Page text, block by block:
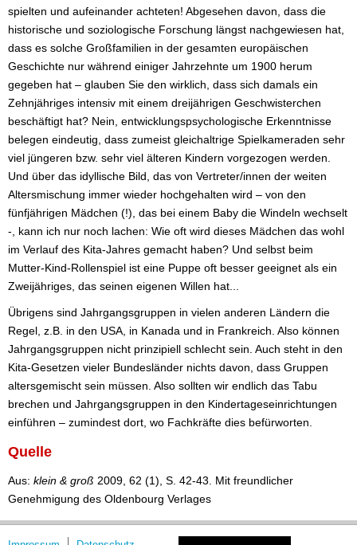
spielten und aufeinander achteten! Abgesehen davon, dass die
historische und soziologische Forschung längst nachgewiesen hat,
dass es solche Großfamilien in der gesamten europäischen
Geschichte nur während einiger Jahrzehnte um 1900 herum
gegeben hat – glauben Sie den wirklich, dass sich damals ein
Zehnjähriges intensiv mit einem dreijährigen Geschwisterchen
beschäftigt hat? Nein, entwicklungspsychologische Erkenntnisse
belegen eindeutig, dass zumeist gleichaltrige Spielkameraden sehr
viel jüngeren bzw. sehr viel älteren Kindern vorgezogen werden.
Und über das idyllische Bild, das von Vertreter/innen der weiten
Altersmischung immer wieder hochgehalten wird – von den
fünfjährigen Mädchen (!), das bei einem Baby die Windeln wechselt
-, kann ich nur noch lachen: Wie oft wird dieses Mädchen das wohl
im Verlauf des Kita-Jahres gemacht haben? Und selbst beim
Mutter-Kind-Rollenspiel ist eine Puppe oft besser geeignet als ein
Zweijähriges, das seinen eigenen Willen hat...
Übrigens sind Jahrgangsgruppen in vielen anderen Ländern die
Regel, z.B. in den USA, in Kanada und in Frankreich. Also können
Jahrgangsgruppen nicht prinzipiell schlecht sein. Auch steht in den
Kita-Gesetzen vieler Bundesländer nichts davon, dass Gruppen
altersgemischt sein müssen. Also sollten wir endlich das Tabu
brechen und Jahrgangsgruppen in den Kindertageseinrichtungen
einführen – zumindest dort, wo Fachkräfte dies befürworten.
Quelle
Aus: klein & groß 2009, 62 (1), S. 42-43. Mit freundlicher
Genehmigung des Oldenbourg Verlages